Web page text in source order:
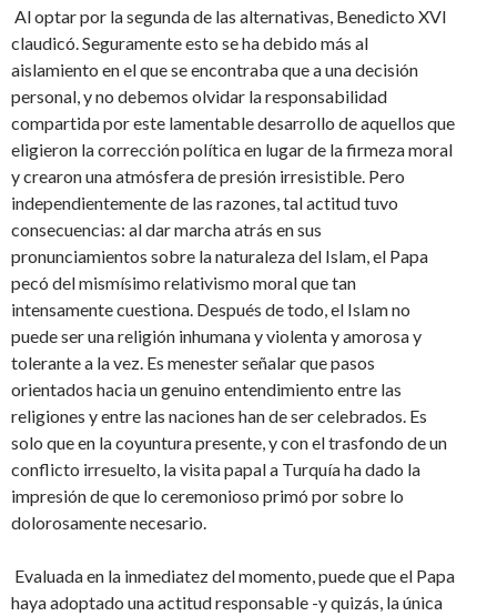
Al optar por la segunda de las alternativas, Benedicto XVI
claudicó. Seguramente esto se ha debido más al
aislamiento en el que se encontraba que a una decisión
personal, y no debemos olvidar la responsabilidad
compartida por este lamentable desarrollo de aquellos que
eligieron la corrección política en lugar de la firmeza moral
y crearon una atmósfera de presión irresistible. Pero
independientemente de las razones, tal actitud tuvo
consecuencias: al dar marcha atrás en sus
pronunciamientos sobre la naturaleza del Islam, el Papa
pecó del mismísimo relativismo moral que tan
intensamente cuestiona. Después de todo, el Islam no
puede ser una religión inhumana y violenta y amorosa y
tolerante a la vez. Es menester señalar que pasos
orientados hacia un genuino entendimiento entre las
religiones y entre las naciones han de ser celebrados. Es
solo que en la coyuntura presente, y con el trasfondo de un
conflicto irresuelto, la visita papal a Turquía ha dado la
impresión de que lo ceremonioso primó por sobre lo
dolorosamente necesario.
Evaluada en la inmediatez del momento, puede que el Papa
haya adoptado una actitud responsable -y quizás, la única